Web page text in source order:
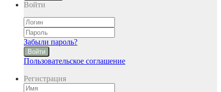
Войти
Забыли пароль?
Войти
Пользовательское соглашение
Регистрация